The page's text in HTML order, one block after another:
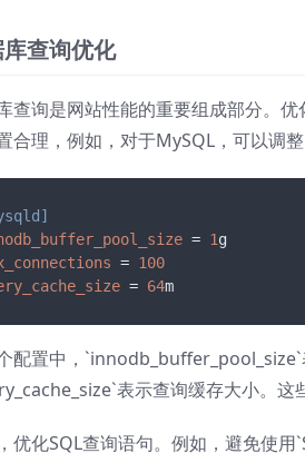
查询优化
查询是网站性能的重要组成部分。
合理，例如，对于MySQL，可以调
= 1
= 100
= 64m
配置中，
表示查询缓存大小。
优化SQL查询语句。例如，避免使